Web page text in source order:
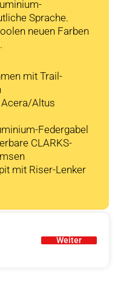
Sprache.
neuen Farben
mit Trail-
Altus
Federgabel
CLARKS-
mit Riser-Lenker
Weiter